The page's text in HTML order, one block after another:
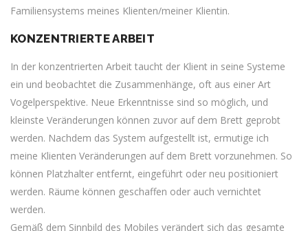
Familiensystems meines Klienten/meiner Klientin.
KONZENTRIERTE ARBEIT
In der konzentrierten Arbeit taucht der Klient in seine Systeme
ein und beobachtet die Zusammenhänge, oft aus einer Art
Vogelperspektive. Neue Erkenntnisse sind so möglich, und
kleinste Veränderungen können zuvor auf dem Brett geprobt
werden. Nachdem das System aufgestellt ist, ermutige ich
meine Klienten Veränderungen auf dem Brett vorzunehmen. So
können Platzhalter entfernt, eingeführt oder neu positioniert
werden. Räume können geschaffen oder auch vernichtet
werden.
Gemäß dem Sinnbild des Mobiles verändert sich das gesamte